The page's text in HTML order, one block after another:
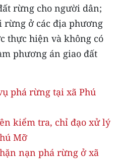
rừng cho người dân;
rừng ở các địa phương
thực hiện và không có
phương án giao đất
phá rừng tại xã Phú
kiểm tra, chỉ đạo xử lý
Mỡ
nạn phá rừng ở xã